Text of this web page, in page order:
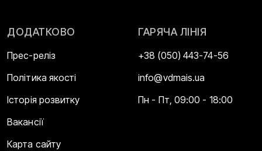
ДОДАТКОВО
Прес-реліз
Політика якості
Історія розвитку
Вакансії
Карта сайту
ГАРЯЧА ЛІНІЯ
+38 (050) 443-74-56
info@vdmais.ua
Пн - Пт, 09:00 - 18:00